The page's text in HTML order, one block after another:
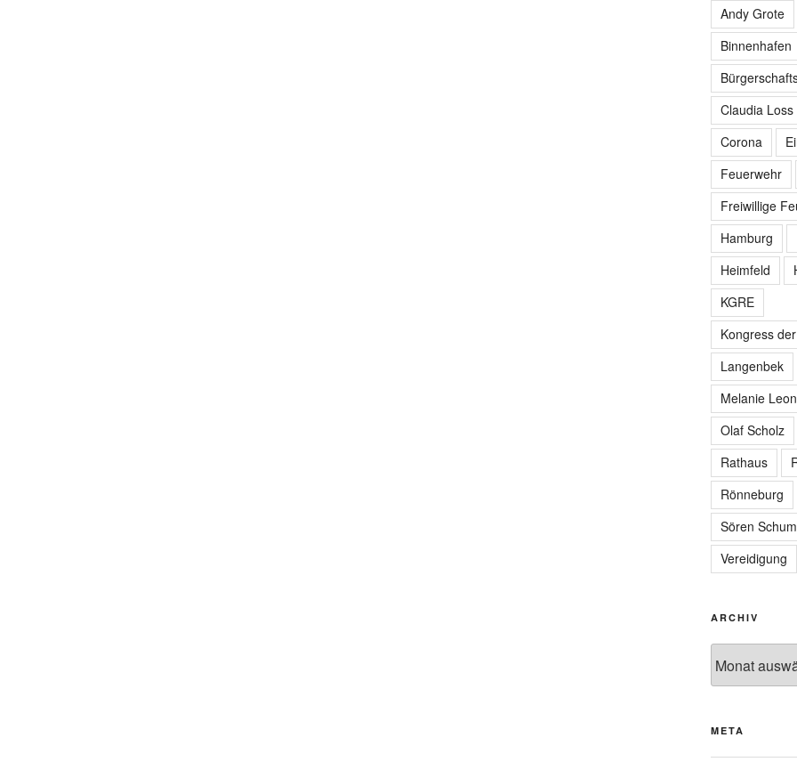
Andy Grote
Binnenhafen
Claudia Loss
Corona
Feuerwehr
Freiwillige
Hamburg
Heimfeld
KGRE
Kongress
Langenbek
Melanie
Olaf Scholz
Rathaus
Rönneburg
Sören
Vereidigung
ARCHIV
META